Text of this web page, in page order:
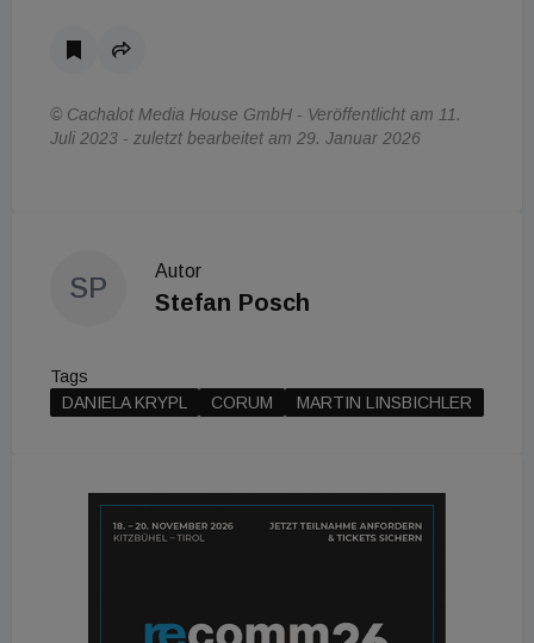
© Cachalot Media House GmbH - Veröffentlicht am 11.
Juli 2023 - zuletzt bearbeitet am 29. Januar 2026
SP
Autor
Stefan Posch
Tags
DANIELA KRYPL
CORUM MARTIN LINSBICHLER